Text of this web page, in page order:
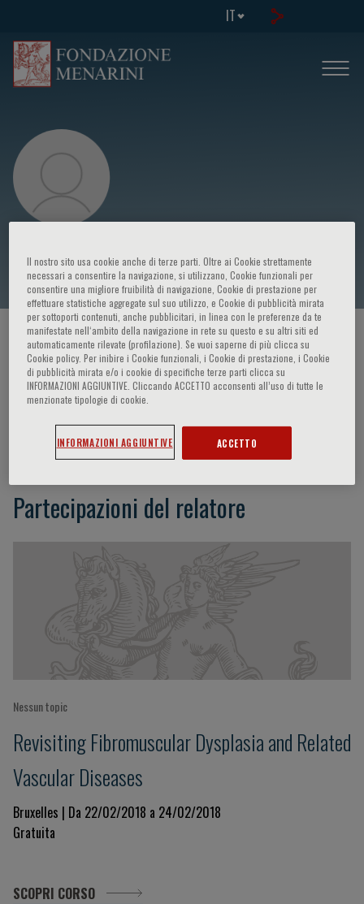
IT
Jeffrey Olin
HOME PAGE / CORSI ED EVENTI / RELATORE
Jeffrey Olin
Partecipazioni del relatore
Nessun topic
Revisiting Fibromuscular Dysplasia and Related
Vascular Diseases
Bruxelles | Da 22/02/2018 a 24/02/2018
Gratuita
SCOPRI CORSO
Il nostro sito usa cookie anche di terze parti. Oltre ai Cookie strettamente
necessari a consentire la navigazione, si utilizzano, Cookie funzionali per
consentire una migliore fruibilità di navigazione, Cookie di prestazione per
effettuare statistiche aggregate sul suo utilizzo, e Cookie di pubblicità mirata
per sottoporti contenuti, anche pubblicitari, in linea con le preferenze da te
manifestate nell‘ambito della navigazione in rete su questo e su altri siti ed
automaticamente rilevate (profilazione). Se vuoi saperne di più clicca su
Cookie policy. Per inibire i Cookie funzionali, i Cookie di prestazione, i Cookie
di pubblicità mirata e/o i cookie di specifiche terze parti clicca su
INFORMAZIONI AGGIUNTIVE. Cliccando ACCETTO acconsenti all’uso di tutte le
menzionate tipologie di cookie.
INFORMAZIONI AGGIUNTIVE ACCETTO